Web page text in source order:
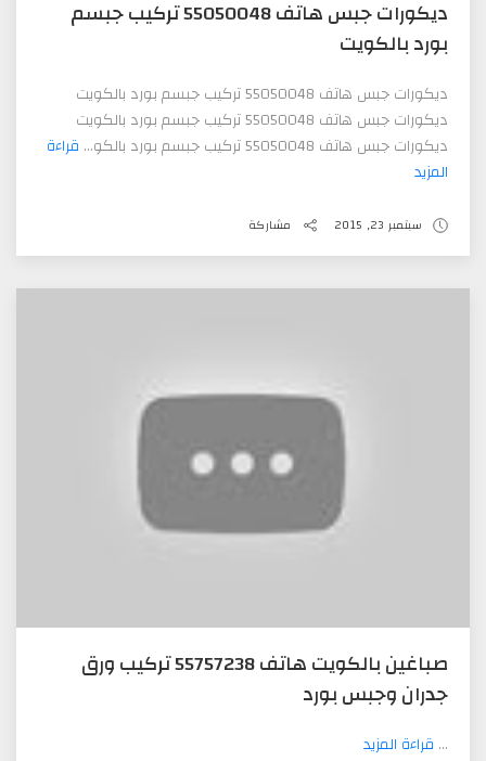
ديكورات جبس هاتف 55050048 تركيب جبسم
بورد بالكويت
ديكورات جبس هاتف 55050048 تركيب جبسم بورد بالكويت
ديكورات جبس هاتف 55050048 تركيب جبسم بورد بالكويت
ديكورات جبس هاتف 55050048 تركيب جبسم بورد بالكو...
قراءة
المزيد
سبتمبر 23, 2015 مشاركة
صباغين بالكويت هاتف 55757238 تركيب ورق
جدران وجبس بورد
... قراءة المزيد